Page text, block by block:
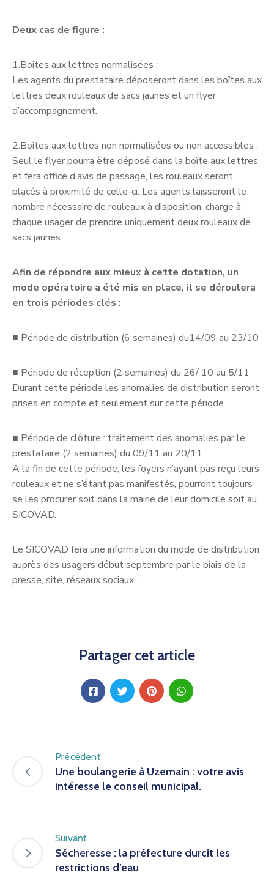
Deux cas de figure :
1.Boites aux lettres normalisées :
Les agents du prestataire déposeront dans les boîtes aux
lettres deux rouleaux de sacs jaunes et un flyer
d’accompagnement.
2.Boites aux lettres non normalisées ou non accessibles :
Seul le flyer pourra être déposé dans la boîte aux lettres
et fera office d’avis de passage, les rouleaux seront
placés à proximité de celle-ci. Les agents laisseront le
nombre nécessaire de rouleaux à disposition, charge à
chaque usager de prendre uniquement deux rouleaux de
sacs jaunes.
Afin de répondre aux mieux à cette dotation, un
mode opératoire a été mis en place, il se déroulera
en trois périodes clés :
■ Période de distribution (6 semaines) du14/09 au 23/10
■ Période de réception (2 semaines) du 26/ 10 au 5/11
Durant cette période les anomalies de distribution seront
prises en compte et seulement sur cette période.
■ Période de clôture : traitement des anomalies par le
prestataire (2 semaines) du 09/11 au 20/11
A la fin de cette période, les foyers n’ayant pas reçu leurs
rouleaux et ne s’étant pas manifestés, pourront toujours
se les procurer soit dans la mairie de leur domicile soit au
SICOVAD.
Le SICOVAD fera une information du mode de distribution
auprès des usagers début septembre par le biais de la
presse, site, réseaux sociaux …
Partager cet article
Précédent
Une boulangerie à Uzemain : votre avis
intéresse le conseil municipal.
Suivant
Sécheresse : la préfecture durcit les
restrictions d’eau